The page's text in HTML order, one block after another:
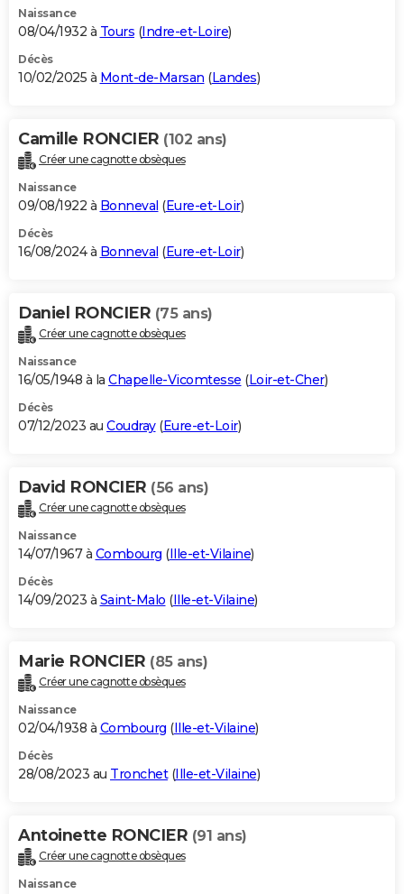
Naissance
08/04/1932 à Tours (Indre-et-Loire)
Décès
10/02/2025 à Mont-de-Marsan (Landes)
Camille RONCIER (102 ans)
Créer une cagnotte obsèques
Naissance
09/08/1922 à Bonneval (Eure-et-Loir)
Décès
16/08/2024 à Bonneval (Eure-et-Loir)
Daniel RONCIER (75 ans)
Créer une cagnotte obsèques
Naissance
16/05/1948 à la Chapelle-Vicomtesse (Loir-et-Cher)
Décès
07/12/2023 au Coudray(Eure-et-Loir)
David RONCIER (56 ans)
Créer une cagnotte obsèques
Naissance
14/07/1967 à Combourg (Ille-et-Vilaine)
Décès
14/09/2023 à Saint-Malo (Ille-et-Vilaine)
Marie RONCIER (85 ans)
Créer une cagnotte obsèques
Naissance
02/04/1938 à Combourg (Ille-et-Vilaine)
Décès
28/08/2023 au Tronchet(Ille-et-Vilaine)
Antoinette RONCIER (91 ans)
Créer une cagnotte obsèques
Naissance